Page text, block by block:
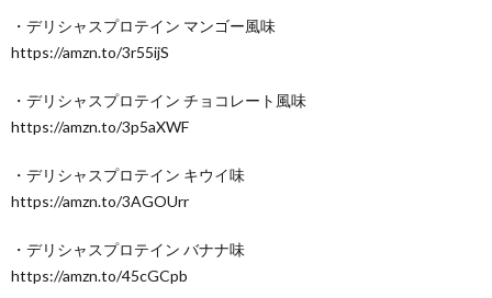
・デリシャスプロテイン マンゴー風味
https://amzn.to/3r55ijS
・デリシャスプロテイン チョコレート風味
https://amzn.to/3p5aXWF
・デリシャスプロテイン キウイ味
https://amzn.to/3AGOUrr
・デリシャスプロテイン バナナ味
https://amzn.to/45cGCpb